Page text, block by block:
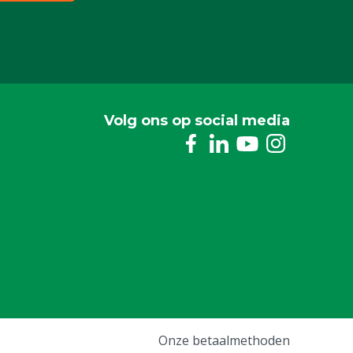
Volg ons op social media
Onze betaalmethoden